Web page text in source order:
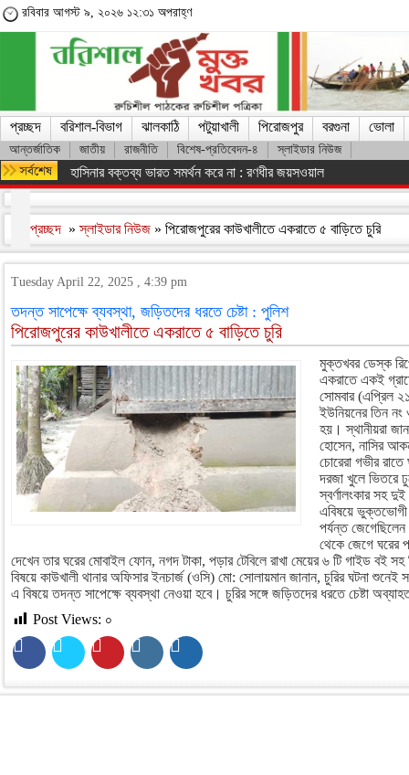
রবিবার আগস্ট ৯, ২০২৬ ১২:৩১ অপরাহ্ণ
প্রচ্ছদ বরিশাল-বিভাগ ঝালকাঠি পটুয়াখালী পিরোজপুর বরগুনা ভোলা
আন্তর্জাতিক জাতীয় রাজনীতি বিশেষ-প্রতিবেদন-৪ স্লাইডার নিউজ
হাসিনার বক্তব্য ভারত সমর্থন করে না : রণধীর জয়সওয়াল
প্রচ্ছদ »স্লাইডার নিউজ » পিরোজপুরের কাউখালীতে একরাতে ৫ বাড়িতে চুরি
Tuesday April 22, 2025 , 4:39 pm
তদন্ত সাপেক্ষে ব্যবস্থা, জড়িতদের ধরতে চেষ্টা : পুলিশ
পিরোজপুরের কাউখালীতে একরাতে ৫ বাড়িতে চুরি
মুক্তখবর ডেস্ক
একরাতে একই
সোমবার (এপ্রিল
ইউনিয়নের তিন নং
হয়। স্থানীয়রা
হোসেন, নাসির
চোরেরা গভীর
দরজা খুলে ভিতরে
স্বর্ণালংকার সহ দুই
এবিষয়ে ভুক্তভোগী
পর্যন্ত
থেকে জেগে ঘরের
দেখেন তার ঘরের মোবাইল ফোন, নগদ টাকা, পড়ার টেবিলে রাখা মেয়ের ৬ টি গাইড বই সহ
বিষয়ে কাউখালী থানার অফিসার ইনচার্জ (ওসি) মো: সোলায়মান জানান, চুরির ঘটনা শুনেই
এ বিষয়ে তদন্ত সাপেক্ষে ব্যবস্থা নেওয়া হবে। চুরির সঙ্গে জড়িতদের ধরতে চেষ্টা
Post Views: ০